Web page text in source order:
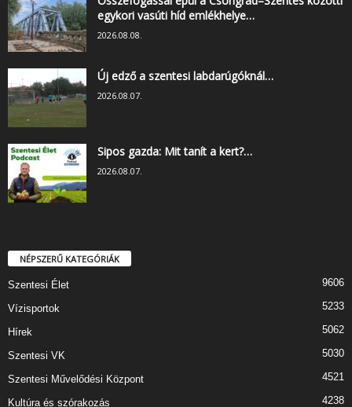
egykori vasúti híd emlékhelye…
2026.08.08.
Új edző a szentesi labdarúgóknál…
2026.08.07.
Sipos gazda: Mit tanít a kert?…
2026.08.07.
NÉPSZERŰ KATEGÓRIÁK
Szentesi Élet 9606
Vízisportok 5233
Hírek 5062
Szentesi VK 5030
Szentesi Művelődési Központ 4521
Kultúra és szórakozás 4238